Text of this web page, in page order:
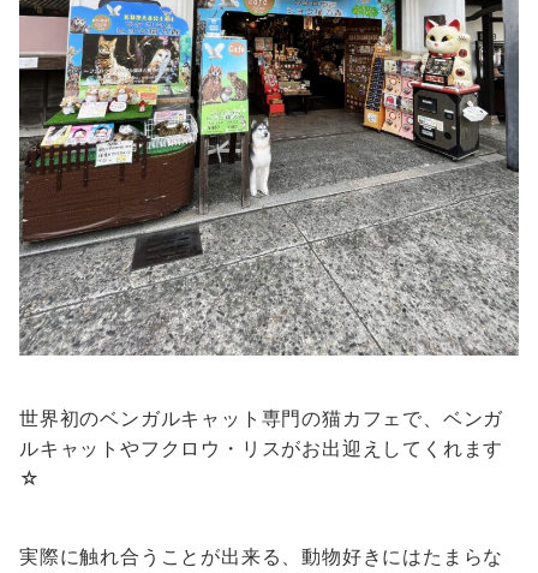
世界初のベンガルキャット専門の猫カフェで、ベンガ
ルキャットやフクロウ・リスがお出迎えしてくれます
☆
実際に触れ合うことが出来る、動物好きにはたまらな